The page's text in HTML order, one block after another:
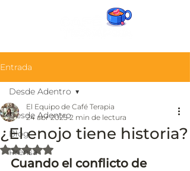
Entrada
Desde Adentro
Blog
Prensa
Desde Adentro
¿El enojo tiene historia?
El Equipo de Café Terapia
24 abr 2025 2 min de lectura
Obtuvo NaN de 5 estrellas.
Cuando el conflicto de